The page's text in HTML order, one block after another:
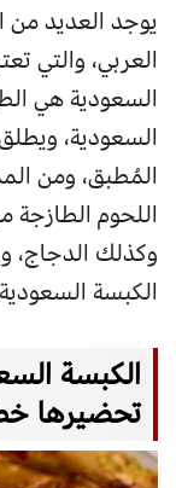
يوجد العديد من
العربي، والتي
السعودية هي
السعودية،
المُطبق، ومن
اللحوم الطازجة
وكذلك الدجاج،
الكبسة
الكبسة
تحضيرها